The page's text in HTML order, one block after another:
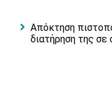
Απόκτηση
διατήρηση της σε